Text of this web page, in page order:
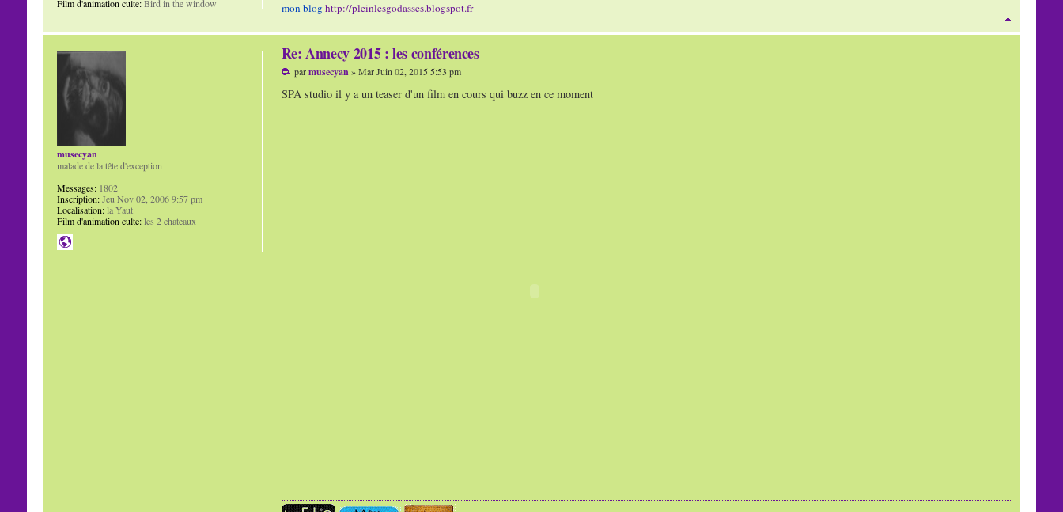
mon blog http://pleinlesgodasses.blogspot.fr
Film d'animation culte:Bird in the window
Re: Annecy 2015 : les conférences
parmusecyan » Mar Juin 02, 2015 5:53 pm
SPA studio il y a un teaser d'un film en cours qui buzz en ce moment
musecyan
malade de la tête d'exception
Messages:1802
Inscription:Jeu Nov 02, 2006 9:57 pm
Localisation:la Yaut
Film d'animation culte:les 2 chateaux